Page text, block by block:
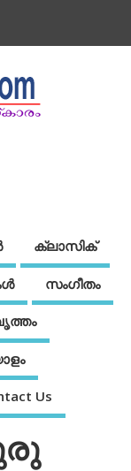
ക്ലാസിക്
സംഗീതം
Us